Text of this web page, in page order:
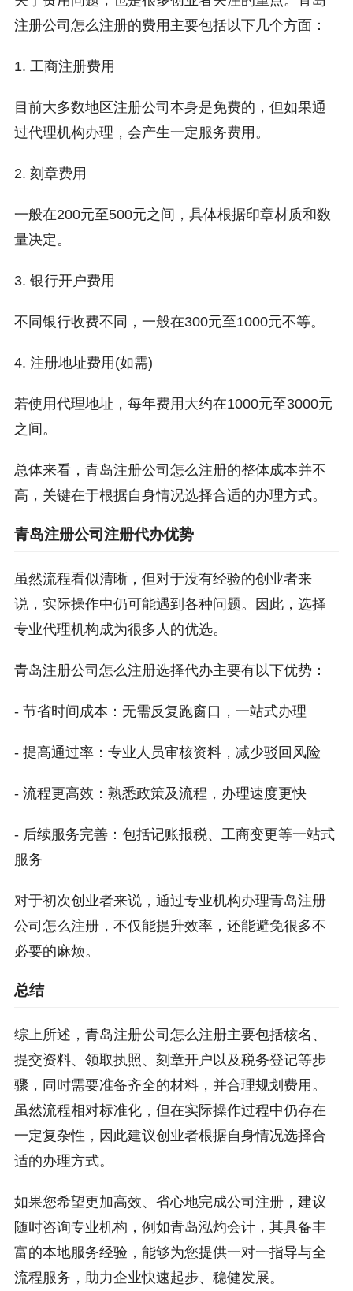
注册公司怎么注册的费用主要包括以下几个方面：
1. 工商注册费用
目前大多数地区注册公司本身是免费的，但如果通
过代理机构办理，会产生一定服务费用。
2. 刻章费用
一般在200元至500元之间，具体根据印章材质和数
量决定。
3. 银行开户费用
不同银行收费不同，一般在300元至1000元不等。
4. 注册地址费用(如需)
若使用代理地址，每年费用大约在1000元至3000元
之间。
总体来看，青岛注册公司怎么注册的整体成本并不
高，关键在于根据自身情况选择合适的办理方式。
青岛注册公司注册代办优势
虽然流程看似清晰，但对于没有经验的创业者来
说，实际操作中仍可能遇到各种问题。因此，选择
专业代理机构成为很多人的优选。
青岛注册公司怎么注册选择代办主要有以下优势：
- 节省时间成本：无需反复跑窗口，一站式办理
- 提高通过率：专业人员审核资料，减少驳回风险
- 流程更高效：熟悉政策及流程，办理速度更快
- 后续服务完善：包括记账报税、工商变更等一站式
服务
对于初次创业者来说，通过专业机构办理青岛注册
公司怎么注册，不仅能提升效率，还能避免很多不
必要的麻烦。
总结
综上所述，青岛注册公司怎么注册主要包括核名、
提交资料、领取执照、刻章开户以及税务登记等步
骤，同时需要准备齐全的材料，并合理规划费用。
虽然流程相对标准化，但在实际操作过程中仍存在
一定复杂性，因此建议创业者根据自身情况选择合
适的办理方式。
如果您希望更加高效、省心地完成公司注册，建议
随时咨询专业机构，例如青岛泓灼会计，其具备丰
富的本地服务经验，能够为您提供一对一指导与全
流程服务，助力企业快速起步、稳健发展。